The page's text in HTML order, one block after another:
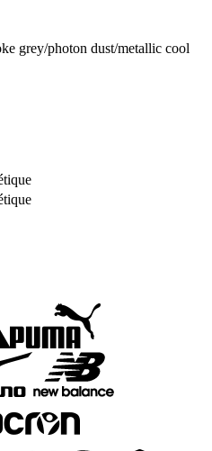
grey/photon dust/metallic cool